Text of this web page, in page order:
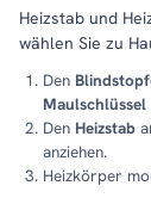
Heizstab und
wählen Sie zu
Den
Maulschlüssel
Den Heizstab
anziehen.
Heizkörper